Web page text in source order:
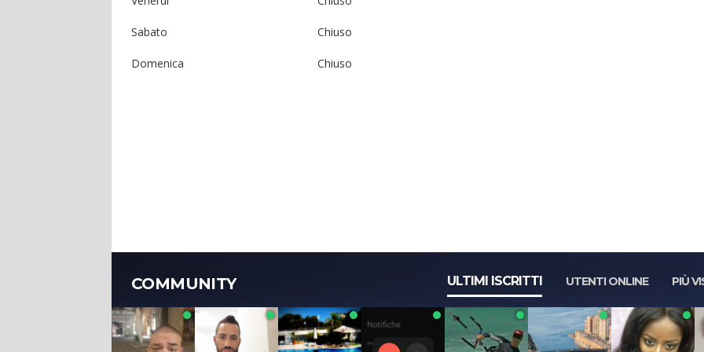
Sabato Chiuso
Domenica Chiuso
COMMUNITY ULTIMI ISCRITTI UTENTI ONLINE PIÙ